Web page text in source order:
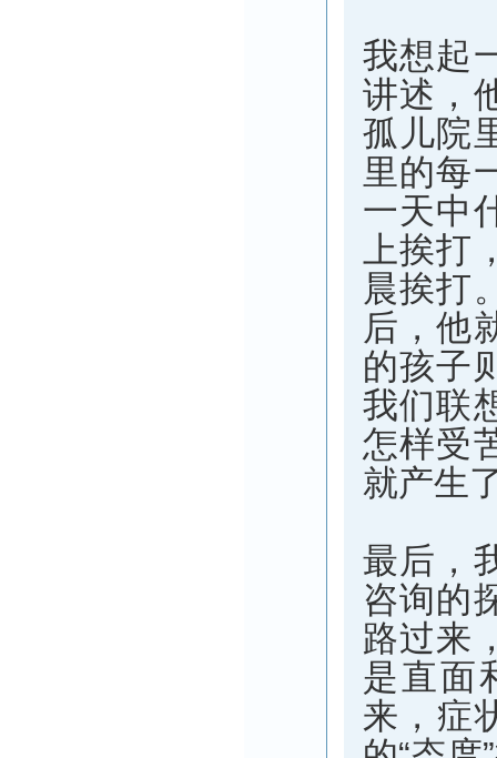
我想起
讲述，
孤儿院
里的每
一天中
上挨打
晨挨打
后，他
的孩子
我们联
怎样受
就产生
最后，
咨询的
路过来
是直面
来，症